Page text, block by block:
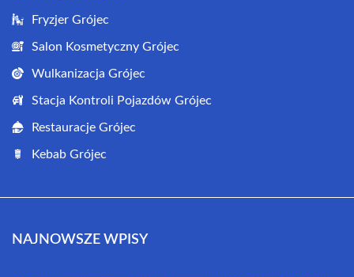
Fryzjer Grójec
Salon Kosmetyczny Grójec
Wulkanizacja Grójec
Stacja Kontroli Pojazdów Grójec
Restauracje Grójec
Kebab Grójec
NAJNOWSZE WPISY